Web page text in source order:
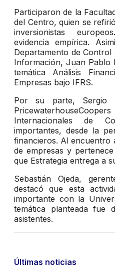
Participaron de la
del Centro, quien se
inversionistas
evidencia empírica.
Departamento de Control
Información, Juan Pablo
temática Análisis
Empresas bajo IFRS.
Por su parte, Sergio
Internacionales de
importantes, desde la
financieros. Al encuentro
de empresas y
que Estrategia entrega a
Sebastián Ojeda,
destacó que esta
importante con la
temática planteada fue
asistentes.
Últimas noticias